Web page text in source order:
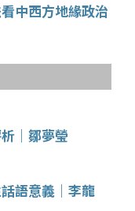
中西方地緣政治
｜鄒夢瑩
語意義｜李龍